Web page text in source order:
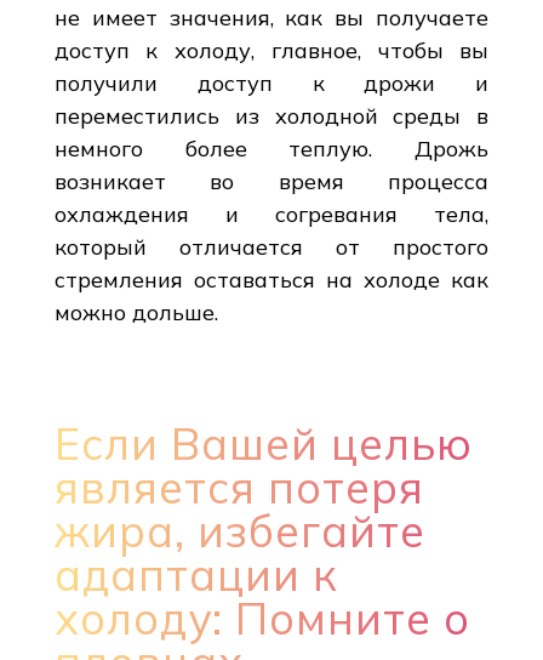
не имеет значения, как вы получаете
доступ к холоду, главное, чтобы вы
получили доступ к дрожи и
переместились из холодной среды в
немного более теплую. Дрожь
возникает во время процесса
охлаждения и согревания тела,
который отличается от простого
стремления оставаться на холоде как
можно дольше.
Если Вашей целью
является потеря
жира, избегайте
адаптации к
холоду: Помните о